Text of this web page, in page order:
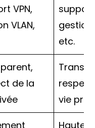
VPN,
VLAN,
support
gestion
etc.
de la
vie